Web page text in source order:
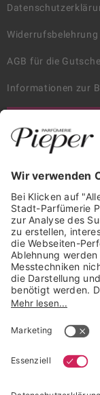
Widerrufsbelehrung
AGB für die
Informationen zur
Trusted Shops
* unverbindliche